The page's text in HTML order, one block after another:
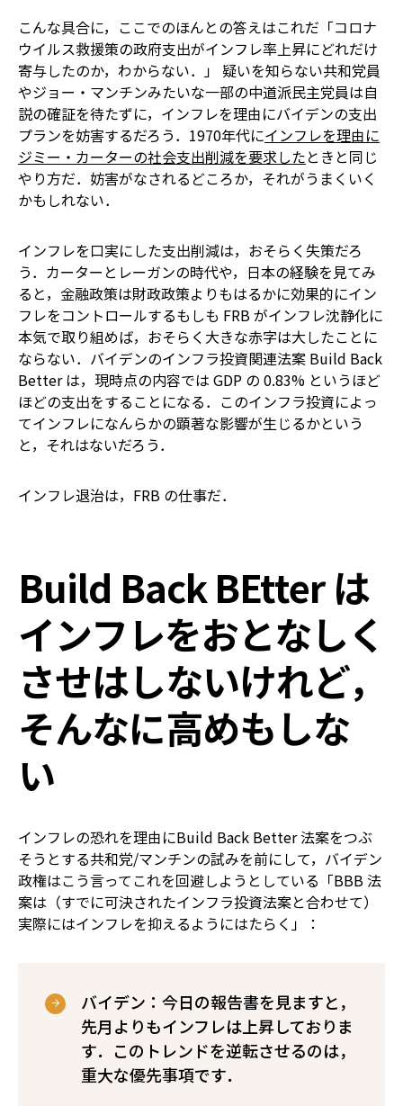
こんな具合に，ここでのほんとの答えはこれだ――「コロナ
ウイルス救援策の政府支出がインフレ率上昇にどれだけ
寄与したのか，わからない．」 疑いを知らない共和党員
やジョー・マンチンみたいな一部の中道派民主党員は自
説の確証を待たずに，インフレを理由にバイデンの支出
プランを妨害するだろう．1970年代にインフレを理由に
ジミー・カーターの社会支出削減を要求したときと同じ
やり方だ．妨害がなされるどころか，それがうまくいく
かもしれない．
インフレを口実にした支出削減は，おそらく失策だろ
う．カーターとレーガンの時代や，日本の経験を見てみ
ると，金融政策は財政政策よりもはるかに効果的にイン
フレをコントロールする――もしも FRB がインフレ沈静化に
本気で取り組めば，おそらく大きな赤字は大したことに
ならない．バイデンのインフラ投資関連法案 Build Back
Better は，現時点の内容では GDP の 0.83% というほど
ほどの支出をすることになる．このインフラ投資によっ
てインフレになんらかの顕著な影響が生じるかという
と，それはないだろう．
インフレ退治は，FRB の仕事だ．
Build Back BEtter は
インフレをおとなしく
させはしないけれど，
そんなに高めもしな
い
インフレの恐れを理由にBuild Back Better 法案をつぶ
そうとする共和党/マンチンの試みを前にして，バイデン
政権はこう言ってこれを回避しようとしている――「BBB 法
案は（すでに可決されたインフラ投資法案と合わせて）
実際にはインフレを抑えるようにはたらく」：
バイデン：今日の報告書を見ますと，
先月よりもインフレは上昇しておりま
す．このトレンドを逆転させるのは，
重大な優先事項です．